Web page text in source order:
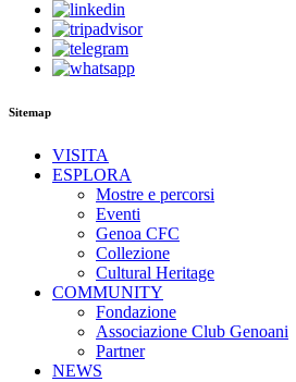
Sitemap
VISITA
ESPLORA
Mostre e percorsi
Eventi
Genoa CFC
Collezione
Cultural Heritage
COMMUNITY
Fondazione
Associazione Club Genoani
Partner
NEWS